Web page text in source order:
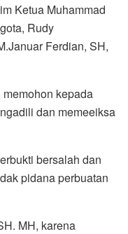
Ketua Muhammad
Rudy
Ferdian, SH,
kepada
dan memeeiksa
bersalah dan
pidana perbuatan
MH, karena